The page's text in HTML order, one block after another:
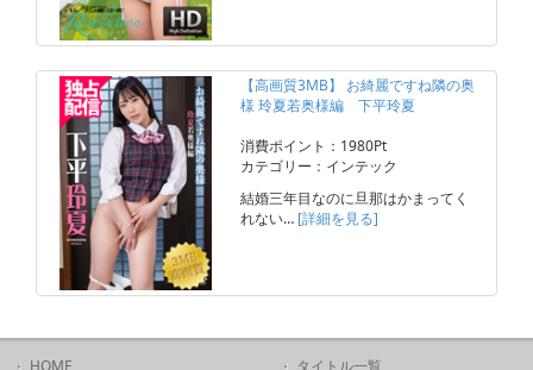
【高画質3MB】 お綺麗ですね隣の奥
様 玲夏若奥様編 下平玲夏
消費ポイント：1980Pt
カテゴリー：インテック
結婚三年目なのに旦那はかまってく
れない… [詳細を見る]
HOME タイトル一覧